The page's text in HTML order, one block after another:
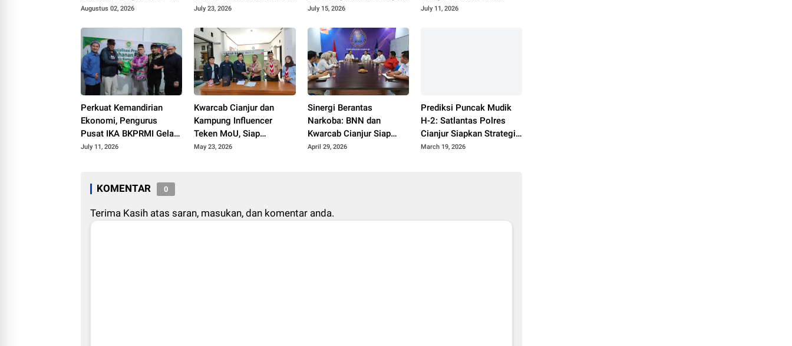
2031 Resmi Dilantik di
Augustus 02, 2026
pada 2026
July 23, 2026
Desa di Cianjur Tidur
Hukum
July 15, 2026
Kontes dan Pameran
July 11, 2026
Perkuat Kemandirian
Ekonomi, Pengurus
Pusat IKA BKPRMI Gelar
Sosialisasi Ketahanan
July 11, 2026
Kwarcab Cianjur dan
Kampung Influencer
Teken MoU, Siap
Lahirkan Ratusan Kreator
May 23, 2026
Sinergi Berantas
Narkoba: BNN dan
Kwarcab Cianjur Siap
Bentuk Saka Anti
April 29, 2026
Prediksi Puncak Mudik
H-2: Satlantas Polres
Cianjur Siapkan Strategi
Pecah Arus ke Jalur
March 19, 2026
KOMENTAR 0
Terima Kasih atas saran, masukan, dan komentar anda.